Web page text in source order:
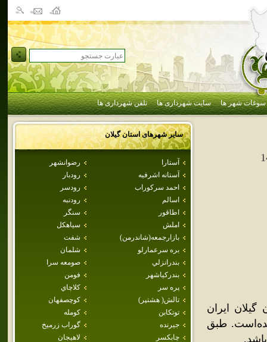
سوغات شهر ها سایت شهرداری ها تلفن شهرداری ها
سایر شهرهای استانگيلان
آستارا
رضوانشهر
آستانه اشرفيه
رودبار
احمد سركوراب
رودسر
اسالم
رودنبه
اطاقور
سنگر
املش
سياهكل
بازارجمعه(شاندرمن)
شفت
بره سرعمارلو
شلمان
بندرانزلي
صومعه سرا
بندركياشهر
فومن
پره سر
كلاچاي
تالش( هشتپر)
كوچصفهان
توتكابن
كومله
جيرنده
گوراب زرميخ
چابكسر
لاهيجان
ايران
13,816 نفر برآورد شده‌است. طبق